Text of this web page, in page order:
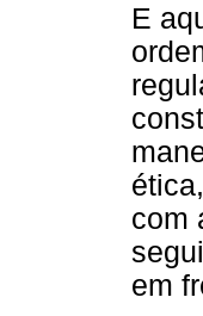
E
com
em